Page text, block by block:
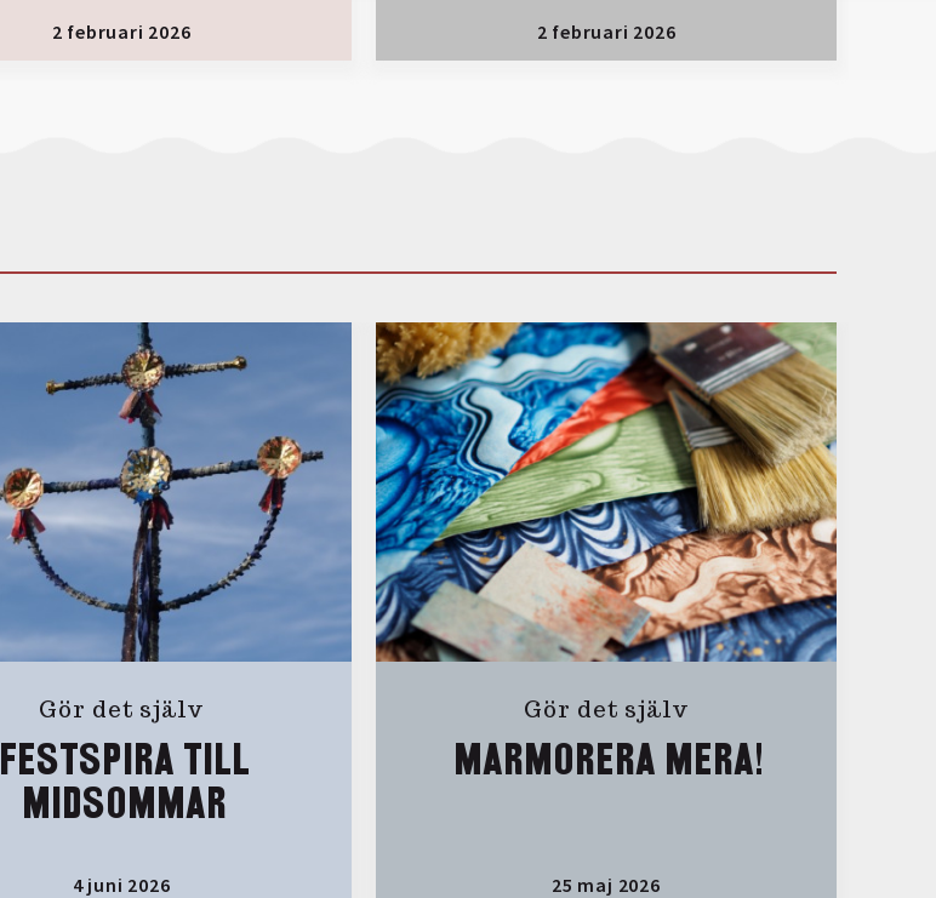
2 februari 2026 2 februari 2026
Gör det själv
FESTSPIRA TILL
MIDSOMMAR
4 juni 2026
Gör det själv
MARMORERA MERA!
25 maj 2026